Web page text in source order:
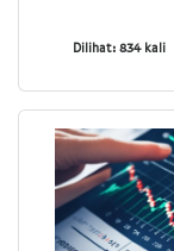
Dilihat: 834 kali